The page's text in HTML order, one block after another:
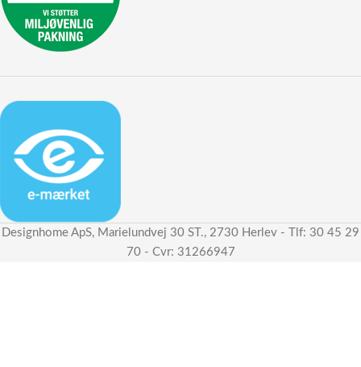
Designhome ApS, Marielundvej 30 ST., 2730 Herlev - Tlf: 30 45 29
70 - Cvr: 31266947